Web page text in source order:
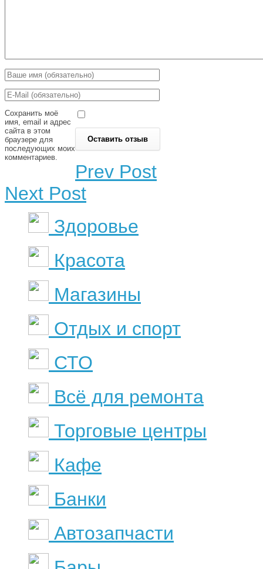
Сохранить моё
имя, email и адрес
сайта в этом
браузере для
последующих моих
комментариев.
Prev Post
Next Post
Здоровье
Красота
Магазины
Отдых и спорт
СТО
Всё для ремонта
Торговые центры
Кафе
Банки
Автозапчасти